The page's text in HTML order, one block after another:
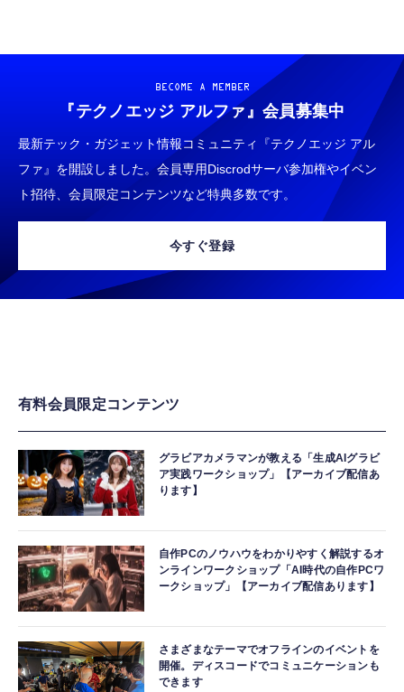
BECOME A MEMBER
『テクノエッジ アルファ』 会員募集中
最新テック・ガジェット情報コミュニティ『テクノエッジ アル
ファ』を開設しました。会員専用Discrodサーバ参加権やイベン
ト招待、会員限定コンテンツなど特典多数です。
今すぐ登録
有料会員限定コンテンツ
グラビアカメラマンが教える「生成AIグラビ
ア実践ワークショップ」【アーカイブ配信あ
ります】
自作PCのノウハウをわかりやすく解説するオ
ンラインワークショップ「AI時代の自作PCワ
ークショップ」【アーカイブ配信あります】
さまざまなテーマでオフラインのイベントを
開催。ディスコードでコミュニケーションも
できます